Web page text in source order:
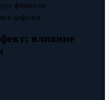
финансов
дефолта.
влияние